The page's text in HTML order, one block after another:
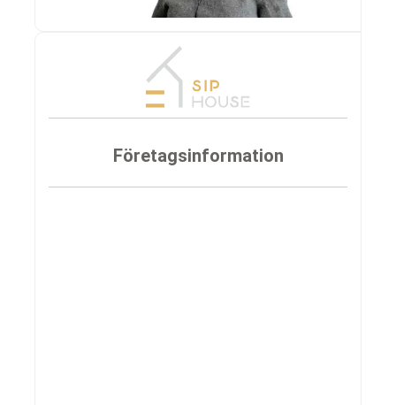
Företagsinformation